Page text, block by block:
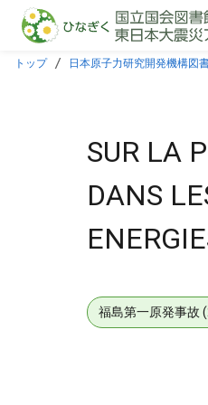
本文に飛ぶ
トップ 日本原子力研究開発機構図
SUR LA
DANS
福島第一原発事故